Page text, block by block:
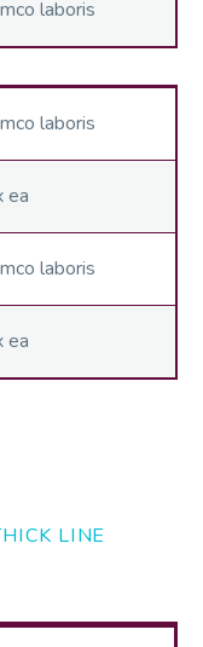
laboris
laboris
ea
laboris
ea
LINE